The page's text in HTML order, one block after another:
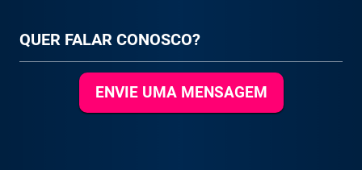
QUER FALAR CONOSCO?
ENVIE UMA MENSAGEM